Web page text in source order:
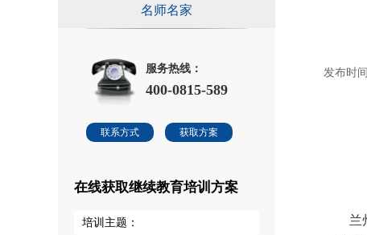
名师名家
服务热线：
400-0815-589
联系方式 获取方案
在线获取继续教育培训方案
培训主题：
发布时
兰